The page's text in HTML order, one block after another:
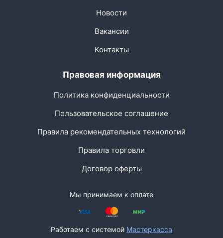
Новости
Вакансии
Контакты
Правовая информация
Политика конфиденциальности
Пользовательское соглашение
Правила рекомендательных технологий
Правила торговли
Договор оферты
Мы принимаем к оплате
Работаем с системой Мастеркасса